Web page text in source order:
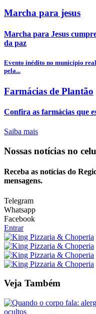
Marcha para jesus
Marcha para Jesus
da paz
Evento inédito no município
pela...
Farmácias de Plantão
Confira as farmácias que
Saiba mais
Nossas notícias no
Receba as notícias do
mensagens.
Telegram
Whatsapp
Facebook
Entrar
Veja Também